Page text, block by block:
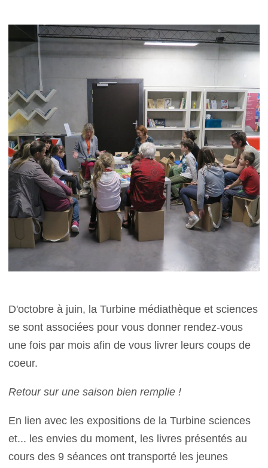
D'octobre à juin, la Turbine médiathèque et sciences
se sont associées pour vous donner rendez-vous
une fois par mois afin de vous livrer leurs coups de
coeur.
Retour sur une saison bien remplie !
En lien avec les expositions de la Turbine sciences
et... les envies du moment, les livres présentés au
cours des 9 séances ont transporté les jeunes